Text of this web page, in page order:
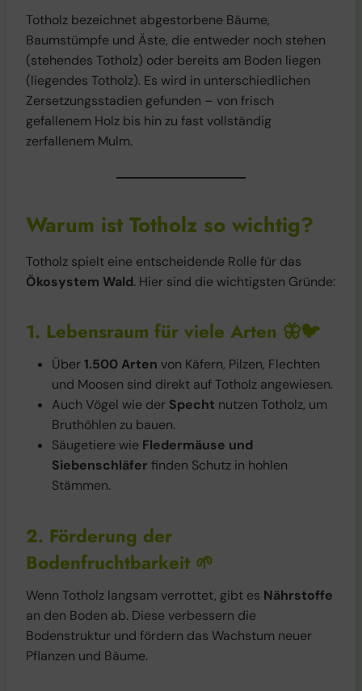
Totholz bezeichnet abgestorbene Bäume,
Baumstümpfe und Äste, die entweder noch stehen
(stehendes Totholz) oder bereits am Boden liegen
(liegendes Totholz). Es wird in unterschiedlichen
Zersetzungsstadien gefunden – von frisch
gefallenem Holz bis hin zu fast vollständig
zerfallenem Mulm.
Warum ist Totholz so wichtig?
Totholz spielt eine entscheidende Rolle für das
Ökosystem Wald. Hier sind die wichtigsten Gründe:
1. Lebensraum für viele Arten 🦋🐦
Über1.500 Arten von Käfern, Pilzen, Flechten
und Moosen sind direkt auf Totholz angewiesen.
Auch Vögel wie der Specht nutzen Totholz, um
Bruthöhlen zu bauen.
Säugetiere wie Fledermäuse und
Siebenschläfer finden Schutz in hohlen
Stämmen.
2. Förderung der
Bodenfruchtbarkeit 🌱
Wenn Totholz langsam verrottet, gibt es Nährstoffe
an den Boden ab. Diese verbessern die
Bodenstruktur und fördern das Wachstum neuer
Pflanzen und Bäume.